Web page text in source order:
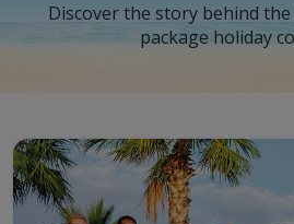
Discover the story behind
package holiday